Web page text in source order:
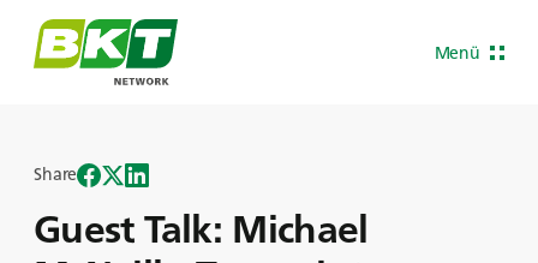
Menü
Guest Talk: Michael
Share